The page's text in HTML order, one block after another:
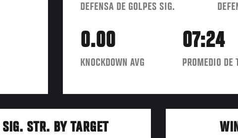
DEFENSA DE GOLPES SIG.
0.00
KNOCKDOWN AVG
07:24
PROMEDIO DE
SIG. STR. BY TARGET